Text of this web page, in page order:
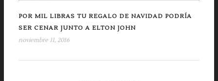
POR MIL LIBRAS TU REGALO DE NAVIDAD PODRÍA
SER CENAR JUNTO A ELTON JOHN
noviembre 11, 2016